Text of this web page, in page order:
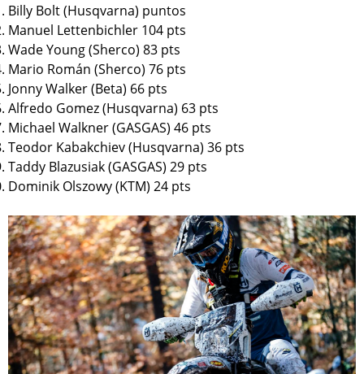
Billy Bolt (Husqvarna) puntos
Manuel Lettenbichler 104 pts
Wade Young (Sherco) 83 pts
Mario Román (Sherco) 76 pts
Jonny Walker (Beta) 66 pts
Alfredo Gomez (Husqvarna) 63 pts
Michael Walkner (GASGAS) 46 pts
Teodor Kabakchiev (Husqvarna) 36 pts
Taddy Blazusiak (GASGAS) 29 pts
Dominik Olszowy (KTM) 24 pts